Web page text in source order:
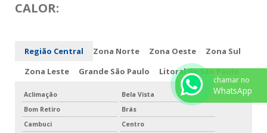
CALOR:
Região Central Zona Norte Zona Oeste
Zona Sul
Zona Leste
Grande São Paulo Litoral de São Paulo
Aclimação
Bela Vista
Bom Retiro
Brás
Cambuci
Centro
chamar no
WhatsApp